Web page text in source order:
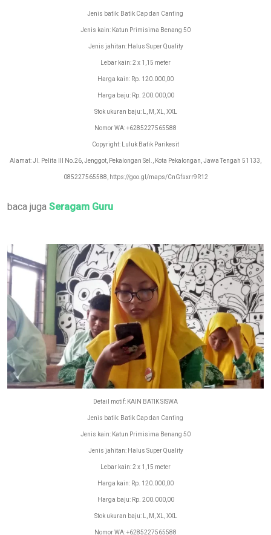
Jenis batik: Batik Cap dan Canting
Jenis kain: Katun Primisima Benang 50
Jenis jahitan: Halus Super Quality
Lebar kain: 2 x 1,15 meter
Harga kain: Rp. 120.000,00
Harga baju: Rp. 200.000,00
Stok ukuran baju: L, M, XL, XXL
Nomor WA: +6285227565588
Copyright: Luluk Batik Parikesit
Alamat: Jl. Pelita III No.26, Jenggot, Pekalongan Sel., Kota Pekalongan, Jawa Tengah 51133,
085227565588, https://goo.gl/maps/CnGfsxrr9R12
baca juga Seragam Guru
Detail motif: KAIN BATIK SISWA
Jenis batik: Batik Cap dan Canting
Jenis kain: Katun Primisima Benang 50
Jenis jahitan: Halus Super Quality
Lebar kain: 2 x 1,15 meter
Harga kain: Rp. 120.000,00
Harga baju: Rp. 200.000,00
Stok ukuran baju: L, M, XL, XXL
Nomor WA: +6285227565588